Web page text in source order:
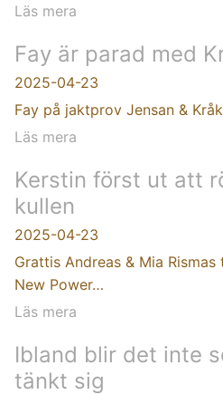
Läs mera
Fay är parad med
2025-04-23
Fay på jaktprov Jensan &
Läs mera
Kerstin först ut att
kullen
2025-04-23
Grattis Andreas & Mia
New Power…
Läs mera
Ibland blir det inte
tänkt sig